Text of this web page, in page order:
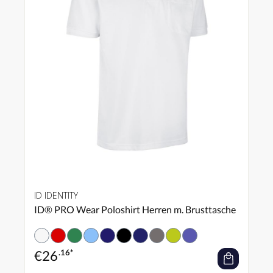
ID IDENTITY
ID® PRO Wear Poloshirt Herren m. Brusttasche
€26.16*